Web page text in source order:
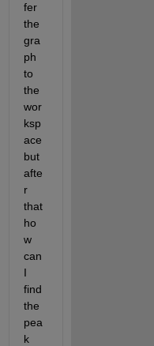
fer
the
gra
ph
to
the
wor
ksp
ace
but
afte
r
that
ho
w
can
I
find
the
pea
k